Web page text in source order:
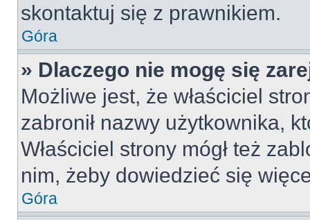
skontaktuj się z prawnikiem.
Góra
» Dlaczego nie mogę się
Możliwe jest, że właściciel
zabronił nazwy użytkownika,
Właściciel strony mógł też
nim, żeby dowiedzieć się
Góra